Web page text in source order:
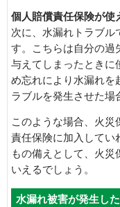
個人賠償責任保険が使
次に、水漏れトラブル
す。こちらは自分の過
与えてしまったときに
め忘れにより水漏れを
ラブルを発生させた場
このような場合、火
責任保険に加入してい
もの備えとして、火災
いえるでしょう。
水漏れ被害が発生し